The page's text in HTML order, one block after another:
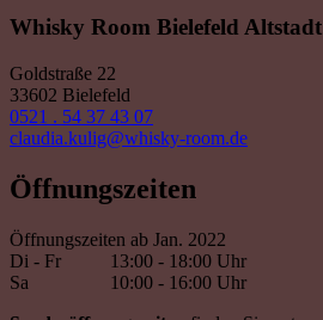
Whisky Room Bielefeld Altstadt
Goldstraße 22
33602 Bielefeld
0521 . 54 37 43 07
claudia.kulig@whisky-room.de
Öffnungszeiten
Öffnungszeiten ab Jan. 2022
Di - Fr
13:00 - 18:00 Uhr
Sa
10:00 - 16:00 Uhr